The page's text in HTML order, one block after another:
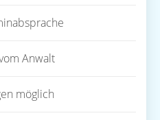
Anwalt
möglich